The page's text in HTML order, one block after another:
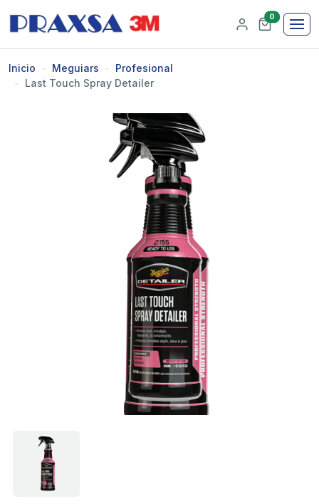
0
Inicio Meguiars
Profesional
Last Touch Spray Detailer